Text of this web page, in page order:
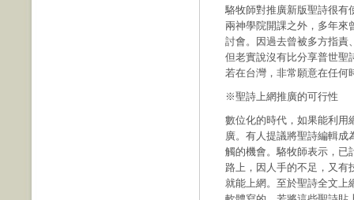
駱牧師對推廣新版聖詩很有
兩神學院開課之外，多年來
討會。因過去曾被多方指責
但老實說沒有比分享普世聖
若在台灣，非常願意在任何
※聖詩上網推廣的可行性
數位化的時代，如果能利用
廣。有人提議將聖詩編輯成
觸的機會。駱牧師表示，已
路上，因人手的不足，又有
就能上網。至於聖詩全文上